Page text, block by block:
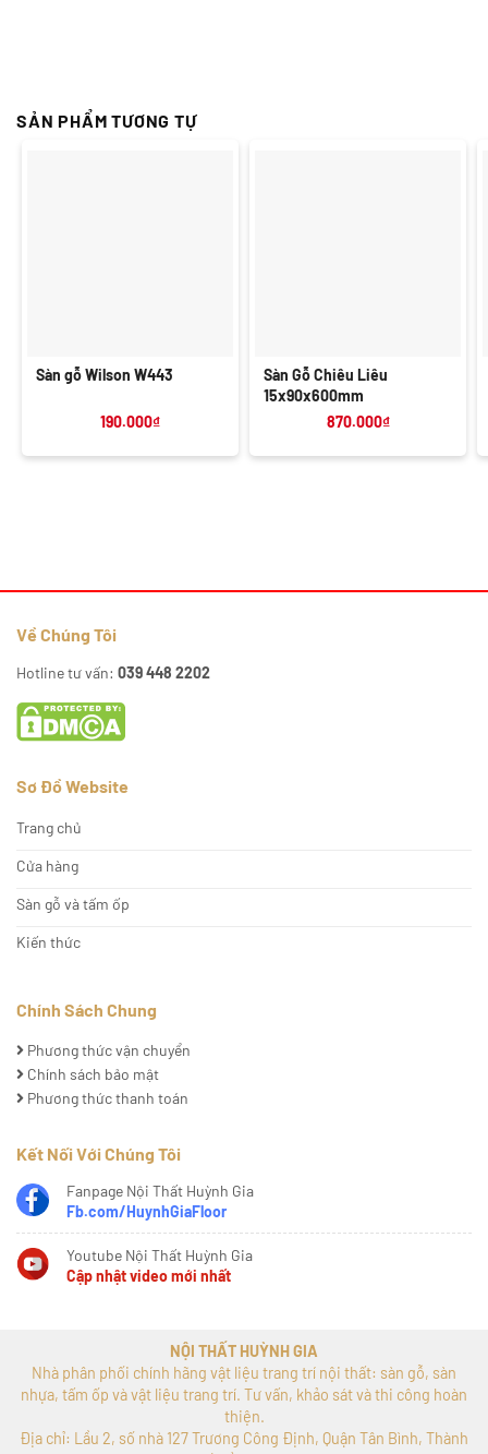
SẢN PHẨM TƯƠNG TỰ
Sàn gỗ Wilson W443
190.000₫
Sàn Gỗ Chiêu Liêu
15x90x600mm
870.000₫
Về Chúng Tôi
Hotline tư vấn: 039 448 2202
Sơ Đồ Website
Trang chủ
Cửa hàng
Sàn gỗ và tấm ốp
Kiến thức
Chính Sách Chung
Phương thức vận chuyển
Chính sách bảo mật
Phương thức thanh toán
Kết Nối Với Chúng Tôi
Fanpage Nội Thất Huỳnh Gia
Fb.com/HuynhGiaFloor
Youtube Nội Thất Huỳnh Gia
Cập nhật video mới nhất
NỘI THẤT HUỲNH GIA
Nhà phân phối chính hãng vật liệu trang trí nội thất: sàn gỗ, sàn
nhựa, tấm ốp và vật liệu trang trí. Tư vấn, khảo sát và thi công hoàn
thiện.
Địa chỉ: Lầu 2, số nhà 127 Trương Công Định, Quận Tân Bình, Thành